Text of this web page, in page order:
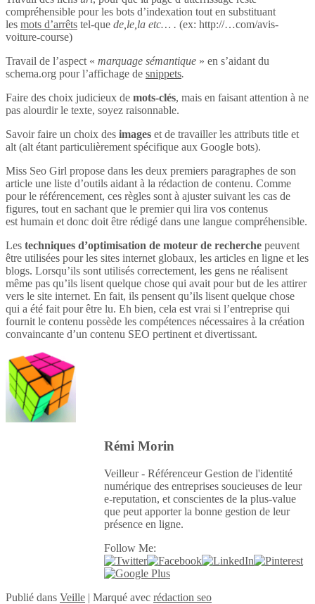
compréhensible pour les bots d’indexation tout en substituant
les mots d’arrêts tel-que de,le,la etc… . (ex: http://…com/avis-
voiture-course)
Travail de l’aspect « marquage sémantique » en s’aidant du
schema.org pour l’affichage de snippets.
Faire des choix judicieux de mots-clés, mais en faisant attention à ne
pas alourdir le texte, soyez raisonnable.
Savoir faire un choix des images et de travailler les attributs title et
alt (alt étant particulièrement spécifique aux Google bots).
Miss Seo Girl propose dans les deux premiers paragraphes de son
article une liste d’outils aidant à la rédaction de contenu. Comme
pour le référencement, ces règles sont à ajuster suivant les cas de
figures, tout en sachant que le premier qui lira vos contenus
est humain et donc doit être rédigé dans une langue compréhensible.
Les techniques d’optimisation de moteur de recherche peuvent
être utilisées pour les sites internet globaux, les articles en ligne et les
blogs. Lorsqu’ils sont utilisés correctement, les gens ne réalisent
même pas qu’ils lisent quelque chose qui avait pour but de les attirer
vers le site internet. En fait, ils pensent qu’ils lisent quelque chose
qui a été fait pour être lu. Eh bien, cela est vrai si l’entreprise qui
fournit le contenu possède les compétences nécessaires à la création
convaincante d’un contenu SEO pertinent et divertissant.
Rémi Morin
Veilleur - Référenceur Gestion de l'identité
numérique des entreprises soucieuses de leur
e-reputation, et conscientes de la plus-value
que peut apporter la bonne gestion de leur
présence en ligne.
Follow Me:
Publié dans Veille | Marqué avec rédaction seo